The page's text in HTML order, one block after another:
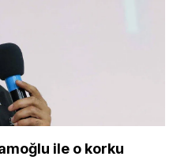
ile o korku